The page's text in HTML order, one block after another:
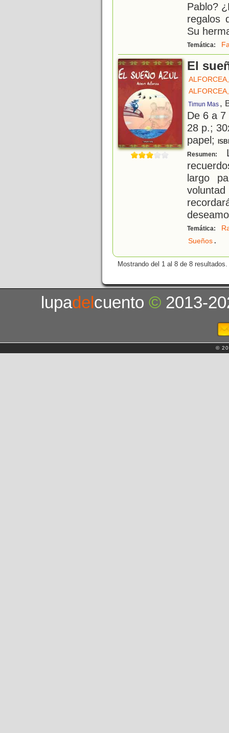
Pablo?
regalos
Su
Temática:
El
Timun Mas ,
De 6 a
28 p.;
papel;
Resumen:
largo
Temática:
Sueños.
Mostrando del 1 al 8 de 8 resultados.
lupadelcuento© 2013-
©